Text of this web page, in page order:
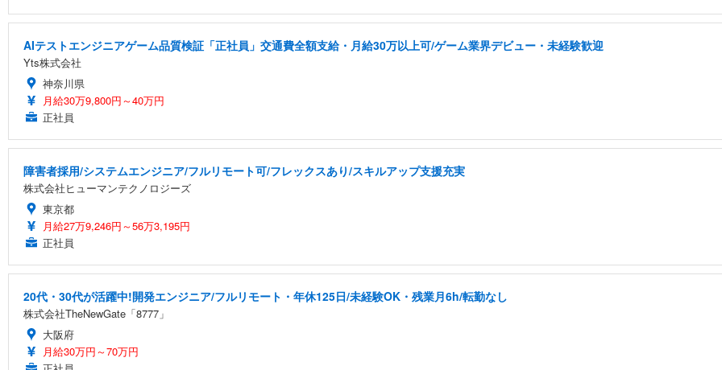
AIテストエンジニアゲーム品質検証「正社員」交通費全額支給・月給30万以上可/ゲーム業界デビュー・未経験歓迎
Yts株式会社
神奈川県
月給30万9,800円～40万円
正社員
障害者採用/システムエンジニア/フルリモート可/フレックスあり/スキルアップ支援充実
株式会社ヒューマンテクノロジーズ
東京都
月給27万9,246円～56万3,195円
正社員
20代・30代が活躍中!開発エンジニア/フルリモート・年休125日/未経験OK・残業月6h/転勤なし
株式会社TheNewGate「8777」
大阪府
月給30万円～70万円